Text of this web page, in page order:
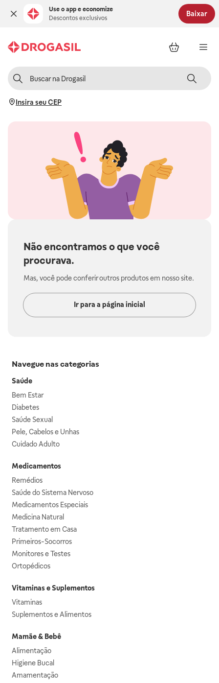
Use o app e economize
Descontos exclusivos
Baixar
Insira seu CEP
Não encontramos o que você
procurava.
Mas, você pode conferir outros produtos em nosso site.
Ir para a página inicial
Navegue nas categorias
Saúde
Bem Estar
Diabetes
Saúde Sexual
Pele, Cabelos e Unhas
Cuidado Adulto
Medicamentos
Remédios
Saúde do Sistema Nervoso
Medicamentos Especiais
Medicina Natural
Tratamento em Casa
Primeiros-Socorros
Monitores e Testes
Ortopédicos
Vitaminas e Suplementos
Vitaminas
Suplementos e Alimentos
Mamãe & Bebê
Alimentação
Higiene Bucal
Amamentação